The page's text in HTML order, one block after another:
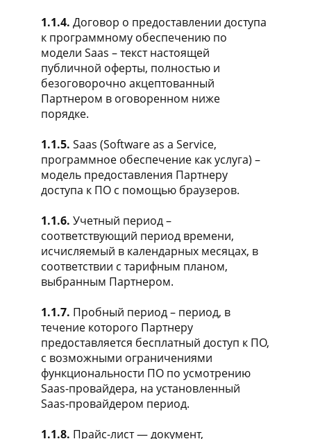
1.1.4. Договор о предоставлении доступа
к программному обеспечению по
модели Saas – текст настоящей
публичной оферты, полностью и
безоговорочно акцептованный
Партнером в оговоренном ниже
порядке.
1.1.5. Saas (Software as a Service,
программное обеспечение как услуга) –
модель предоставления Партнеру
доступа к ПО с помощью браузеров.
1.1.6. Учетный период –
соответствующий период времени,
исчисляемый в календарных месяцах, в
соответствии с тарифным планом,
выбранным Партнером.
1.1.7. Пробный период – период, в
течение которого Партнеру
предоставляется бесплатный доступ к ПО,
с возможными ограничениями
функциональности ПО по усмотрению
Saas-провайдера, на установленный
Saas-провайдером период.
1.1.8. Прайс-лист — документ,